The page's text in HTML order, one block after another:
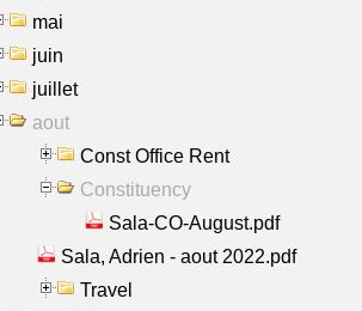
mai
juin
juillet
aout
Const Office Rent
Constituency
Sala-CO-August.pdf
Sala, Adrien - aout 2022.pdf
Travel